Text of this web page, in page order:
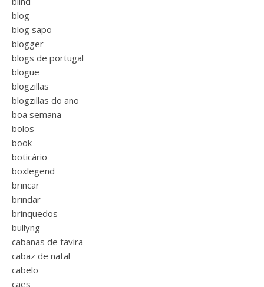
blog
blog sapo
blogger
blogs de portugal
blogue
blogzillas
blogzillas do ano
boa semana
bolos
book
boticário
boxlegend
brincar
brindar
brinquedos
bullyng
cabanas de tavira
cabaz de natal
cabelo
cães